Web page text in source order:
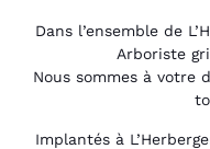
Dans l’ensemble de
Arboriste
Nous sommes à votre
Implantés à